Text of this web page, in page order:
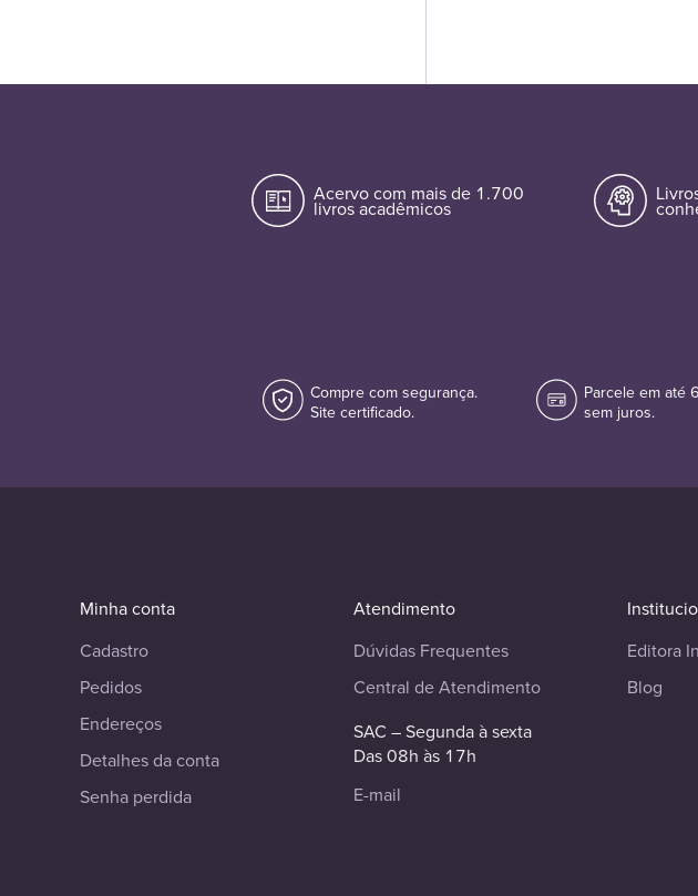
Acervo com mais de 1.700
livros acadêmicos
Compre com segurança.
Site certificado.
Parcele em até
sem juros.
Minha conta
Cadastro
Pedidos
Endereços
Detalhes da conta
Senha perdida
Atendimento
Dúvidas Frequentes
Central de Atendimento
SAC – Segunda à sexta
Das 08h às 17h
E-mail
Editora
Blog